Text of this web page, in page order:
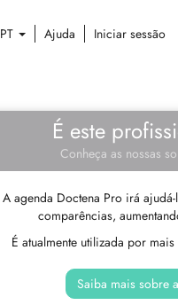
PT Ajuda Iniciar sessão
É este
Conheça as nossas
A agenda Doctena Pro irá
comparências,
É atualmente utilizada por
Saiba mais sobre